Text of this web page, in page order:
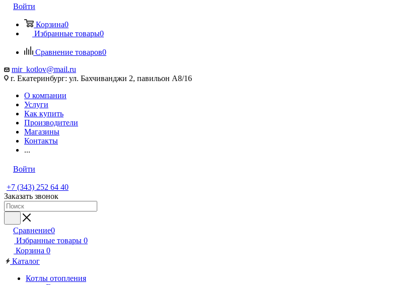
Войти
Корзина0
Избранные товары0
Сравнение товаров0
mir_kotlov@mail.ru
г. Екатеринбург: ул. Бахчиванджи 2, павильон А8/16
О компании
Услуги
Как купить
Производители
Магазины
Контакты
...
Войти
+7 (343) 252 64 40
Заказать звонок
Сравнение0
Избранные товары 0
Корзина 0
Каталог
Котлы отопления